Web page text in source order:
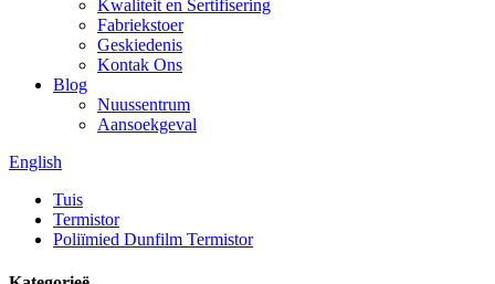
Kwaliteit en Sertifisering
Fabriekstoer
Geskiedenis
Kontak Ons
Blog
Nuussentrum
Aansoekgeval
English
Tuis
Termistor
Poliïmied Dunfilm Termistor